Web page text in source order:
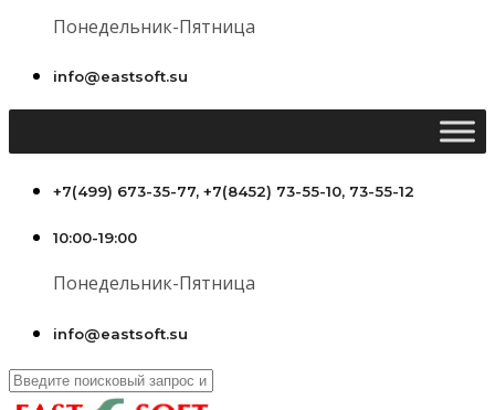
Понедельник-Пятница
info@eastsoft.su
+7(499) 673-35-77, +7(8452) 73-55-10, 73-55-12
10:00-19:00
Понедельник-Пятница
info@eastsoft.su